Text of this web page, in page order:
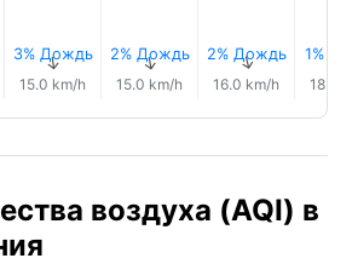
3% Дождь
↑
15.0 km/h
2% Дождь
↑
15.0 km/h
2% Дождь
↑
16.0 km/h
1%
18.0
воздуха (AQI) в